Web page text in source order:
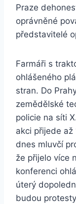
Praze
oprávněné
představitelé
Farmáři s
ohlášeného
stran. Do
zemědělské
policie na síti
akci přijede
dnes mluvčí
že přijelo více
konferenci
úterý
budou